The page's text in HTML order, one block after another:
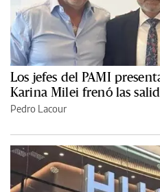
Los jefes del PAMI
Karina Milei frenó las
Pedro Lacour